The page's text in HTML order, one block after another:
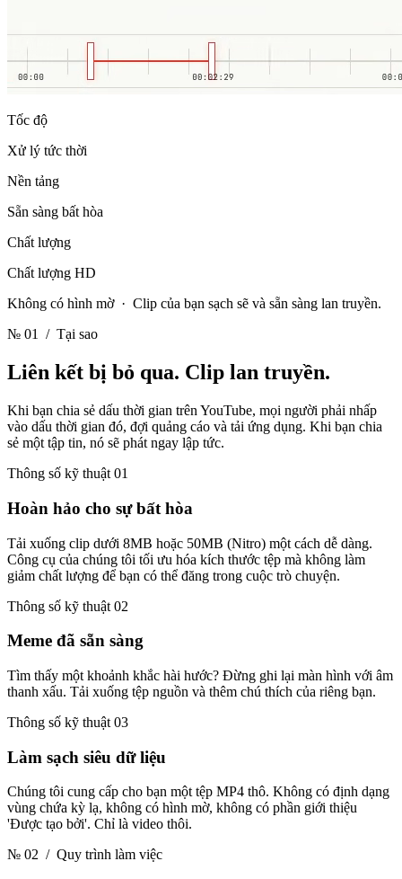
Tốc độ
Xử lý tức thời
Nền tảng
Sẵn sàng bất hòa
Chất lượng
Chất lượng HD
Không có hình mờ · Clip của bạn sạch sẽ và sẵn sàng lan truyền.
№ 01
/ Tại sao
Liên kết bị bỏ qua. Clip lan truyền.
Khi bạn chia sẻ dấu thời gian trên YouTube, mọi người phải nhấp
vào dấu thời gian đó, đợi quảng cáo và tải ứng dụng. Khi bạn chia
sẻ một tập tin, nó sẽ phát ngay lập tức.
Thông số kỹ thuật 01
Hoàn hảo cho sự bất hòa
Tải xuống clip dưới 8MB hoặc 50MB (Nitro) một cách dễ dàng.
Công cụ của chúng tôi tối ưu hóa kích thước tệp mà không làm
giảm chất lượng để bạn có thể đăng trong cuộc trò chuyện.
Thông số kỹ thuật 02
Meme đã sẵn sàng
Tìm thấy một khoảnh khắc hài hước? Đừng ghi lại màn hình với âm
thanh xấu. Tải xuống tệp nguồn và thêm chú thích của riêng bạn.
Thông số kỹ thuật 03
Làm sạch siêu dữ liệu
Chúng tôi cung cấp cho bạn một tệp MP4 thô. Không có định dạng
vùng chứa kỳ lạ, không có hình mờ, không có phần giới thiệu
'Được tạo bởi'. Chỉ là video thôi.
№ 02 / Quy trình làm việc